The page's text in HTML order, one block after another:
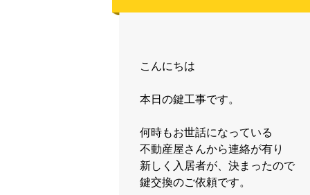
こんにちは
本日の鍵工事です。
何時もお世話になっている
不動産屋さんから連絡が有り
新しく入居者が、決まったので
鍵交換のご依頼です。